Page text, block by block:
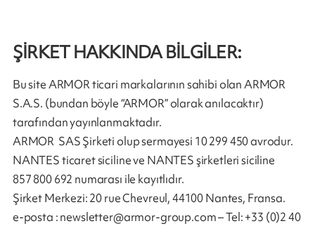
ŞİRKET HAKKINDA BİLGİLER:
Bu site ARMOR ticari markalarının sahibi olan ARMOR
S.A.S. (bundan böyle “ARMOR” olarak anılacaktır)
tarafından yayınlanmaktadır.
ARMOR SAS Şirketi olup sermayesi 10 299 450 avrodur.
NANTES ticaret siciline ve NANTES şirketleri siciline
857 800 692 numarası ile kayıtlıdır.
Şirket Merkezi: 20 rue Chevreul, 44100 Nantes, Fransa.
e-posta :newsletter@armor-group.com– Tel: +33 (0)2 40